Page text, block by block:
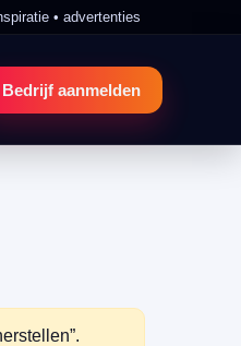
• advertenties
Bedrijf aanmelden